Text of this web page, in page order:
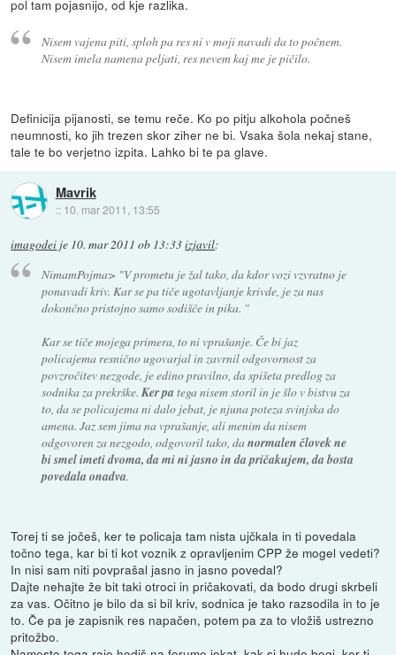
pol tam pojasnijo, od kje razlika.
Nisem vajena piti, sploh pa res ni v moji navadi da to počnem.
Nisem imela namena peljati, res nevem kaj me je pičilo.
Definicija pijanosti, se temu reče. Ko po pitju alkohola počneš
neumnosti, ko jih trezen skor ziher ne bi. Vsaka šola nekaj stane,
tale te bo verjetno izpita. Lahko bi te pa glave.
Mavrik
:: 10. mar 2011, 13:55
imagodei je 10. mar 2011 ob 13:33izjavil:
NimamPojma> "V prometu je žal tako, da kdor vozi vzvratno je
ponavadi kriv. Kar se pa tiče ugotavljanje krivde, je za nas
dokončno pristojno samo sodišče in pika. "
Kar se tiče mojega primera, to ni vprašanje. Če bi jaz
policajema resnično ugovarjal in zavrnil odgovornost za
povzročitev nezgode, je edino pravilno, da spišeta predlog za
sodnika za prekrške. Ker pa tega nisem storil in je šlo v bistvu za
to, da se policajema ni dalo jebat, je njuna poteza svinjska do
amena. Jaz sem jima na vprašanje, ali menim da nisem
odgovoren za nezgodo, odgovoril tako, danormalen človek ne
bi smel imeti dvoma, da mi ni jasno in da pričakujem, da bosta
povedala onadva.
Torej ti se jočeš, ker te policaja tam nista ujčkala in ti povedala
točno tega, kar bi ti kot voznik z opravljenim CPP že mogel vedeti?
In nisi sam niti povprašal jasno in jasno povedal?
Dajte nehajte že bit taki otroci in pričakovati, da bodo drugi skrbeli
za vas. Očitno je bilo da si bil kriv, sodnica je tako razsodila in to je
to. Če pa je zapisnik res napačen, potem pa za to vložiš ustrezno
pritožbo.